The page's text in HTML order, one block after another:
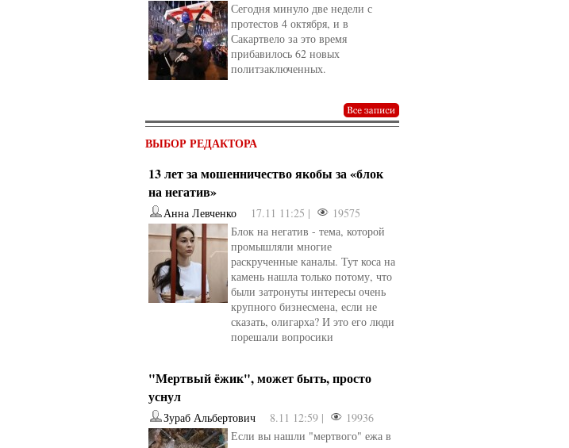
от Ирина Иновели от kotyaravesel
Сегодня минуло две недели с
протестов 4 октября, и в
Сакартвело за это время
прибавилось 62 новых
политзаключенных.
ВЫБОР РЕДАКТОРА
13 лет за мошенничество якобы за «блок
на негатив»
Анна Левченко 17.11 11:25 |
19575
Блок на негатив - тема, которой
промышляли многие
раскрученные каналы. Тут коса на
камень нашла только потому, что
были затронуты интересы очень
крупного бизнесмена, если не
сказать, олигарха? И это его люди
порешали вопросики
"Мертвый ёжик", может быть, просто
уснул
Зураб Альбертович 8.11 12:59 |
19936
Если вы нашли "мертвого" ежа в